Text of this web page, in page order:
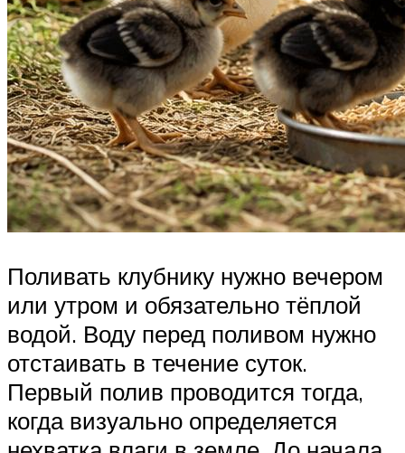
Поливать клубнику нужно вечером
или утром и обязательно тёплой
водой. Воду перед поливом нужно
отстаивать в течение суток.
Первый полив проводится тогда,
когда визуально определяется